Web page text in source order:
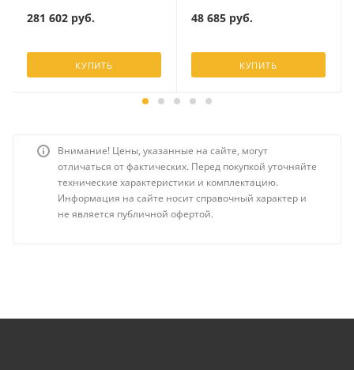
281 602руб.
КУПИТЬ
48 685руб.
КУПИТЬ
Внимание! Цены, указанные на сайте, могут
отличаться от фактических. Перед покупкой уточняйте
технические характеристики и комплектацию.
Информация на сайте носит справочный характер и
не является публичной офертой.